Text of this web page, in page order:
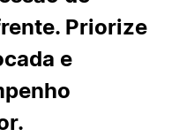
Priorize
e